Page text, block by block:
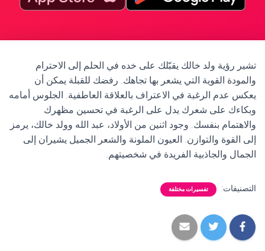
تشير رؤية ولد خالك يقبّلك على خده في الحلم إلى الاحترام
والمودة القوية التي يشعر بها تجاهك. رفضك للقبلة يمكن أن
يعكس عدم الرغبة في الاعتراف بالعلاقة العاطفية. الجلوس أمامه
وبكاءك على شعرك يدل على الرغبة في تحسين مظهرك
والاهتمام بنفسك. وجود اثنين من الأولاد، عبد الله وولد خالك، يرمز
إلى القوة والتوازن. العيون الملونة والشعر الجميل يشيران إلى
الجمال والجاذبية الفريدة في شخصيتهم.
التصنيفات: تفسيرات مختلفة